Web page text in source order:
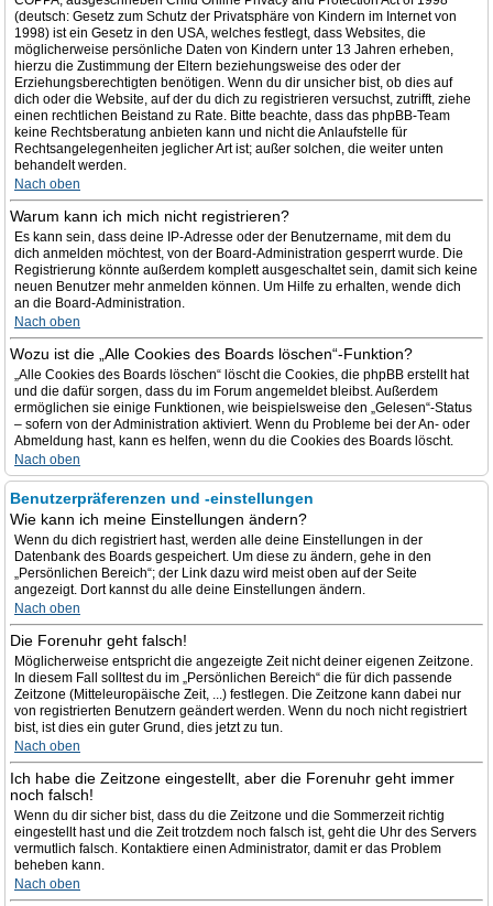
(deutsch: Gesetz zum Schutz der Privatsphäre von Kindern im Internet von
1998) ist ein Gesetz in den USA, welches festlegt, dass Websites, die
möglicherweise persönliche Daten von Kindern unter 13 Jahren erheben,
hierzu die Zustimmung der Eltern beziehungsweise des oder der
Erziehungsberechtigten benötigen. Wenn du dir unsicher bist, ob dies auf
dich oder die Website, auf der du dich zu registrieren versuchst, zutrifft, ziehe
einen rechtlichen Beistand zu Rate. Bitte beachte, dass das phpBB-Team
keine Rechtsberatung anbieten kann und nicht die Anlaufstelle für
Rechtsangelegenheiten jeglicher Art ist; außer solchen, die weiter unten
behandelt werden.
Nach oben
Warum kann ich mich nicht registrieren?
Es kann sein, dass deine IP-Adresse oder der Benutzername, mit dem du
dich anmelden möchtest, von der Board-Administration gesperrt wurde. Die
Registrierung könnte außerdem komplett ausgeschaltet sein, damit sich keine
neuen Benutzer mehr anmelden können. Um Hilfe zu erhalten, wende dich
an die Board-Administration.
Nach oben
Wozu ist die „Alle Cookies des Boards löschen“-Funktion?
„Alle Cookies des Boards löschen“ löscht die Cookies, die phpBB erstellt hat
und die dafür sorgen, dass du im Forum angemeldet bleibst. Außerdem
ermöglichen sie einige Funktionen, wie beispielsweise den „Gelesen“-Status
– sofern von der Administration aktiviert. Wenn du Probleme bei der An- oder
Abmeldung hast, kann es helfen, wenn du die Cookies des Boards löscht.
Nach oben
Benutzerpräferenzen und -einstellungen
Wie kann ich meine Einstellungen ändern?
Wenn du dich registriert hast, werden alle deine Einstellungen in der
Datenbank des Boards gespeichert. Um diese zu ändern, gehe in den
„Persönlichen Bereich“; der Link dazu wird meist oben auf der Seite
angezeigt. Dort kannst du alle deine Einstellungen ändern.
Nach oben
Die Forenuhr geht falsch!
Möglicherweise entspricht die angezeigte Zeit nicht deiner eigenen Zeitzone.
In diesem Fall solltest du im „Persönlichen Bereich“ die für dich passende
Zeitzone (Mitteleuropäische Zeit, ...) festlegen. Die Zeitzone kann dabei nur
von registrierten Benutzern geändert werden. Wenn du noch nicht registriert
bist, ist dies ein guter Grund, dies jetzt zu tun.
Nach oben
Ich habe die Zeitzone eingestellt, aber die Forenuhr geht immer
noch falsch!
Wenn du dir sicher bist, dass du die Zeitzone und die Sommerzeit richtig
eingestellt hast und die Zeit trotzdem noch falsch ist, geht die Uhr des Servers
vermutlich falsch. Kontaktiere einen Administrator, damit er das Problem
beheben kann.
Nach oben